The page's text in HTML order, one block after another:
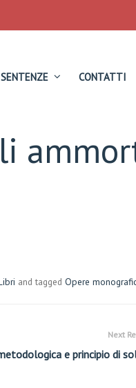
SENTENZE CONTATTI
and tagged Opere
Next
e principio di